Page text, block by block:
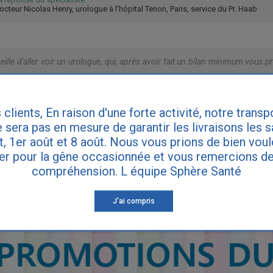
Nicolas Henry, urologue à l'hôpital Tenon, Paris, service du Pr. Haab
d'aller voir un urologue, qui, après avoir fait un bilan minimum vous
DES QUESTIONS
réponse ne remplace pas le diagnostic de votre médecin. Consultez
si vous souffrez d'incontinence.
clients, En raison d'une forte activité, notre
sera pas en mesure de garantir les livraisons les
1er août et 8 août. Nous vous prions de bien
pour la gêne occasionnée et vous remercions
compréhension. L équipe Sphère Santé
J'ai compris